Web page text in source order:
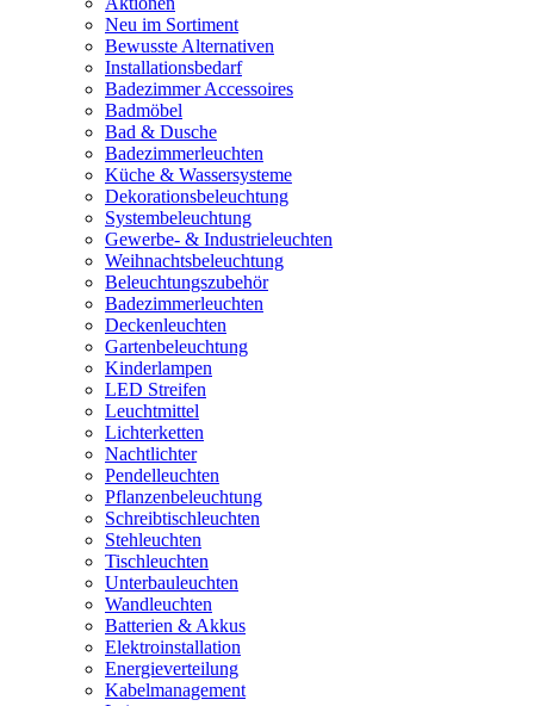
Neu im Sortiment
Bewusste Alternativen
Installationsbedarf
Badezimmer Accessoires
Badmöbel
Bad & Dusche
Badezimmerleuchten
Küche & Wassersysteme
Dekorationsbeleuchtung
Systembeleuchtung
Gewerbe- & Industrieleuchten
Weihnachtsbeleuchtung
Beleuchtungszubehör
Badezimmerleuchten
Deckenleuchten
Gartenbeleuchtung
Kinderlampen
LED Streifen
Leuchtmittel
Lichterketten
Nachtlichter
Pendelleuchten
Pflanzenbeleuchtung
Schreibtischleuchten
Stehleuchten
Tischleuchten
Unterbauleuchten
Wandleuchten
Batterien & Akkus
Elektroinstallation
Energieverteilung
Kabelmanagement